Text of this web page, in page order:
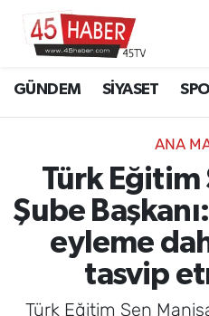
GÜNDEM SİYASET
ANA
Türk Eğitim
Şube
eyleme
tasvip
Türk Eğitim Sen
SİYASET
EKONOMİ
3.SAYFA
EĞİTİM
Manisa Hava
Manisa Namaz
Manisa Trafik
Süper Lig Puan
Tüm Manşetler